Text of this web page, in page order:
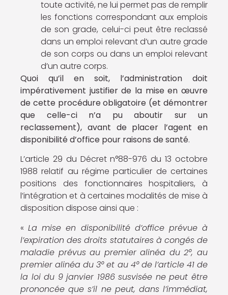
toute activité, ne lui permet pas de remplir
les fonctions correspondant aux emplois
de son grade, celui-ci peut être reclassé
dans un emploi relevant d’un autre grade
de son corps ou dans un emploi relevant
d’un autre corps.
Quoi qu’il en soit, l’administration doit
impérativement justifier de la mise en œuvre
de cette procédure obligatoire (et démontrer
que celle-ci n’a pu aboutir sur un
reclassement), avant de placer l’agent en
disponibilité d’office pour raisons de santé.
L’article 29 du Décret n°88-976 du 13 octobre
1988 relatif au régime particulier de certaines
positions des fonctionnaires hospitaliers, à
l’intégration et à certaines modalités de mise à
disposition dispose ainsi que :
«La mise en disponibilité d’office prévue à
l’expiration des droits statutaires à congés de
maladie prévus au premier alinéa du 2°, au
premier alinéa du 3° et au 4° de l’article 41 de
la loi du 9 janvier 1986 susvisée ne peut être
prononcée que s’il ne peut, dans l’immédiat,